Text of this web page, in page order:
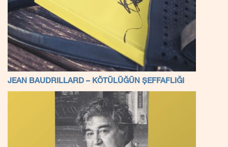
JEAN BAUDRILLARD – KÖTÜLÜĞÜN ŞEFFAFLIĞI